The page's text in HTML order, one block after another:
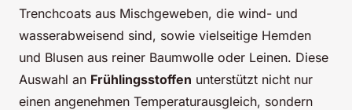
Trenchcoats aus Mischgeweben, die wind- und
wasserabweisend sind, sowie vielseitige Hemden
und Blusen aus reiner Baumwolle oder Leinen. Diese
Auswahl an Frühlingsstoffen unterstützt nicht nur
einen angenehmen Temperaturausgleich, sondern